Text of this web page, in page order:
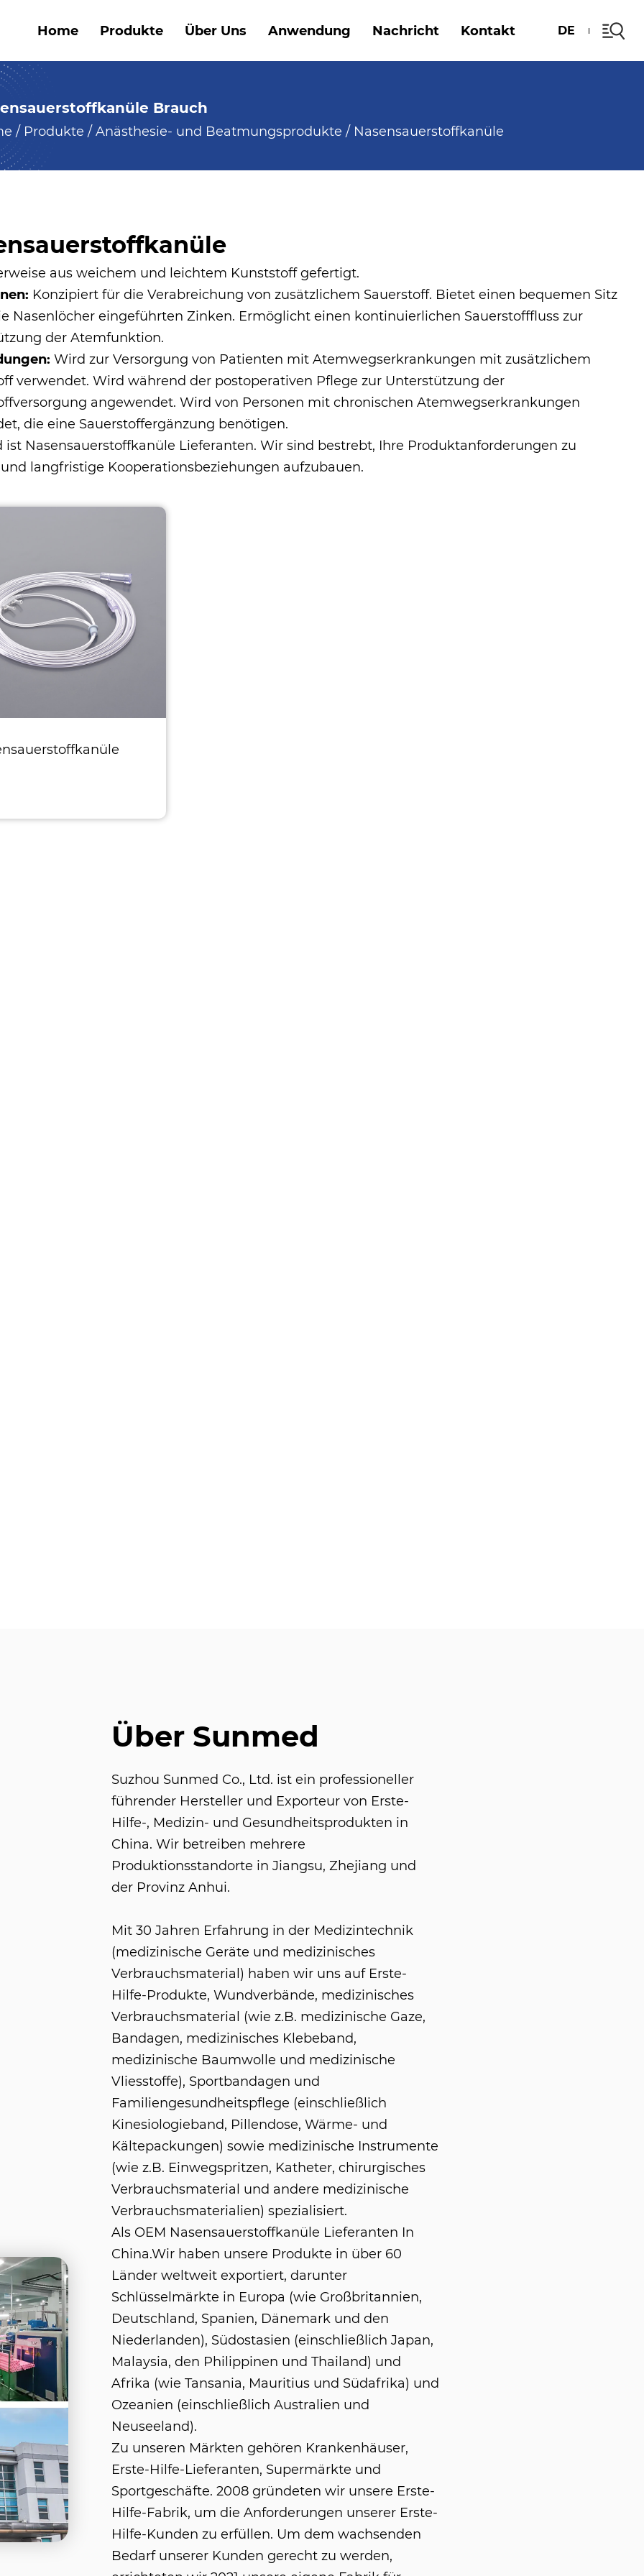
Home Produkte Über Uns Anwendung Nachricht Kontakt DE
Brauch
/ Produkte / Anästhesie- und Beatmungsprodukte / Nasensauerstoffkanüle
aus weichem und leichtem Kunststoff gefertigt.
Konzipiert für die Verabreichung von zusätzlichem Sauerstoff. Bietet einen bequemen Sitz
Nasenlöcher eingeführten Zinken. Ermöglicht einen kontinuierlichen Sauerstofffluss zur
der Atemfunktion.
Wird zur Versorgung von Patienten mit Atemwegserkrankungen mit zusätzlichem
verwendet. Wird während der postoperativen Pflege zur Unterstützung der
angewendet. Wird von Personen mit chronischen Atemwegserkrankungen
die eine Sauerstoffergänzung benötigen.
ist Nasensauerstoffkanüle Lieferanten. Wir sind bestrebt, Ihre Produktanforderungen zu
langfristige Kooperationsbeziehungen aufzubauen.
Über Sunmed
Suzhou Sunmed Co., Ltd. ist ein professioneller
führender Hersteller und Exporteur von Erste-
Hilfe-, Medizin- und Gesundheitsprodukten in
China. Wir betreiben mehrere
Produktionsstandorte in Jiangsu, Zhejiang und
der Provinz Anhui.
Mit 30 Jahren Erfahrung in der Medizintechnik
(medizinische Geräte und medizinisches
Verbrauchsmaterial) haben wir uns auf Erste-
Hilfe-Produkte, Wundverbände, medizinisches
Verbrauchsmaterial (wie z.B. medizinische Gaze,
Bandagen, medizinisches Klebeband,
medizinische Baumwolle und medizinische
Vliesstoffe), Sportbandagen und
Familiengesundheitspflege (einschließlich
Kinesiologieband, Pillendose, Wärme- und
Kältepackungen) sowie medizinische Instrumente
(wie z.B. Einwegspritzen, Katheter, chirurgisches
Verbrauchsmaterial und andere medizinische
Verbrauchsmaterialien) spezialisiert.
Als OEM Nasensauerstoffkanüle Lieferanten In
China.Wir haben unsere Produkte in über 60
Länder weltweit exportiert, darunter
Schlüsselmärkte in Europa (wie Großbritannien,
Deutschland, Spanien, Dänemark und den
Niederlanden), Südostasien (einschließlich Japan,
Malaysia, den Philippinen und Thailand) und
Afrika (wie Tansania, Mauritius und Südafrika) und
Ozeanien (einschließlich Australien und
Neuseeland).
Zu unseren Märkten gehören Krankenhäuser,
Erste-Hilfe-Lieferanten, Supermärkte und
Sportgeschäfte. 2008 gründeten wir unsere Erste-
Hilfe-Fabrik, um die Anforderungen unserer Erste-
Hilfe-Kunden zu erfüllen. Um dem wachsenden
Bedarf unserer Kunden gerecht zu werden,